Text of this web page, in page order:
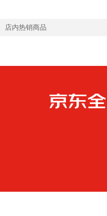
店内热销商品